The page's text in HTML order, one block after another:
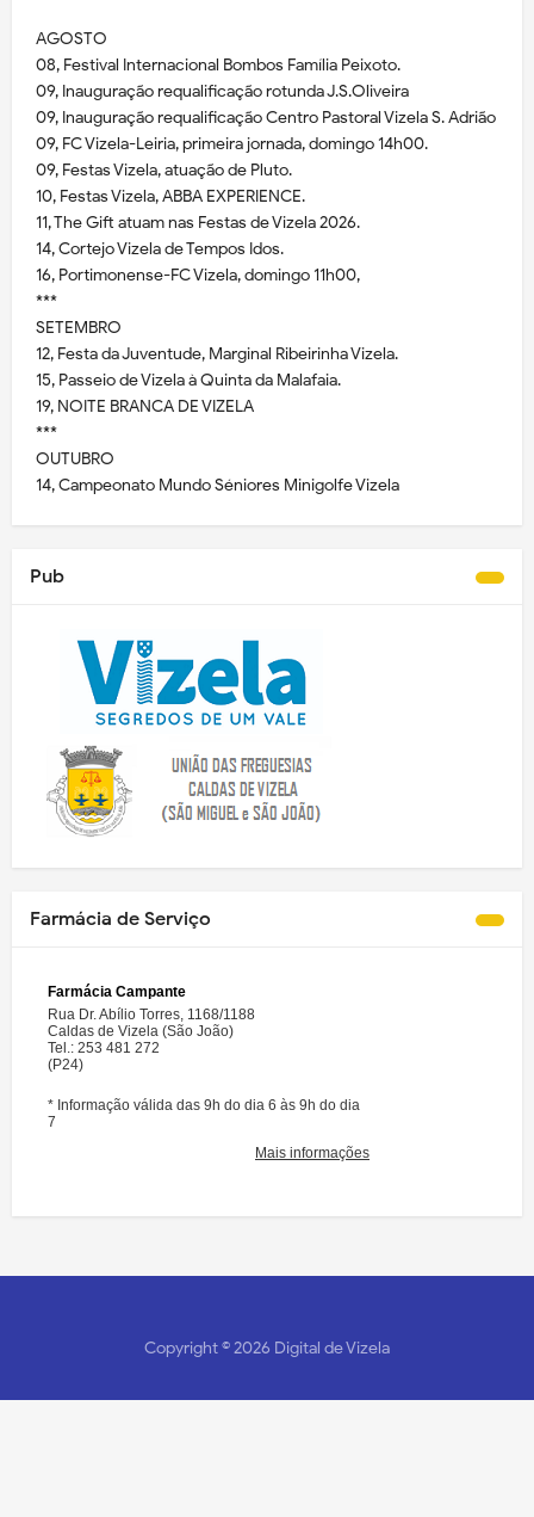
AGOSTO
08, Festival Internacional Bombos Família Peixoto.
09, Inauguração requalificação rotunda J.S.Oliveira
09, Inauguração requalificação Centro Pastoral Vizela S. Adrião
09, FC Vizela-Leiria, primeira jornada, domingo 14h00.
09, Festas Vizela, atuação de Pluto.
10, Festas Vizela, ABBA EXPERIENCE.
11, The Gift atuam nas Festas de Vizela 2026.
14, Cortejo Vizela de Tempos Idos.
16, Portimonense-FC Vizela, domingo 11h00,
***
SETEMBRO
12, Festa da Juventude, Marginal Ribeirinha Vizela.
15, Passeio de Vizela à Quinta da Malafaia.
19, NOITE BRANCA DE VIZELA
***
OUTUBRO
14, Campeonato Mundo Séniores Minigolfe Vizela
Pub
Farmácia de Serviço
Copyright ©2026 Digital de Vizela